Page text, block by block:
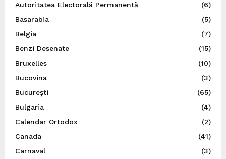
Autoritatea Electorală Permanentă
(6)
Basarabia
(5)
Belgia
(7)
Benzi Desenate
(15)
Bruxelles
(10)
Bucovina
(3)
București
(65)
Bulgaria
(4)
Calendar Ortodox
(2)
Canada
(41)
Carnaval
(3)